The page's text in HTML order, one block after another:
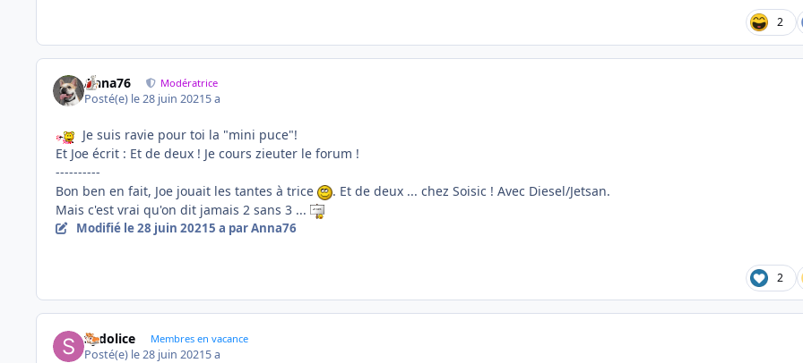
2
Anna76 Modératrice
Posté(e) le 28 juin 20215 a
Je suis ravie pour toi la "mini puce"!
Et Joe écrit : Et de deux ! Je cours zieuter le forum !
----------
Bon ben en fait, Joe jouait les tantes à trice
. Et de deux ... chez Soisic ! Avec Diesel/Jetsan.
Mais c'est vrai qu'on dit jamais 2 sans 3 ...
Modifié le 28 juin 20215 a par Anna76
2
Sydolice Membres en vacance
Posté(e) le 28 juin 20215 a